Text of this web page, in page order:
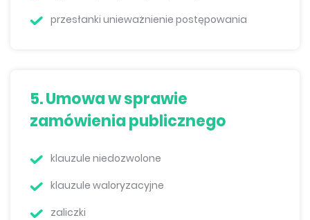
przesłanki unieważnienie postępowania
5. Umowa w sprawie
zamówienia publicznego
klauzule niedozwolone
klauzule waloryzacyjne
zaliczki